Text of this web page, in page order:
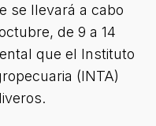
se llevará a cabo
de 9 a 14
que el Instituto
(INTA)